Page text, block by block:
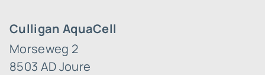
Culligan AquaCell
Morseweg 2
8503 AD Joure